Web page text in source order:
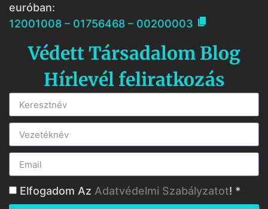
euróban:
12001008 – 01756468 – 00200003 
Védett Társadalom Blog
Hírlevél feliratkozás
Elfogadom Az Adatvédelmi Szabályzatot! *